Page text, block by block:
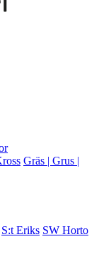
Gräs | Grus |
S:t Eriks SW Horto